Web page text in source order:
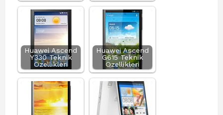
Huawei Ascend
Y330 Teknik
Özellikleri
Huawei Ascend
G615 Teknik
Özellikleri